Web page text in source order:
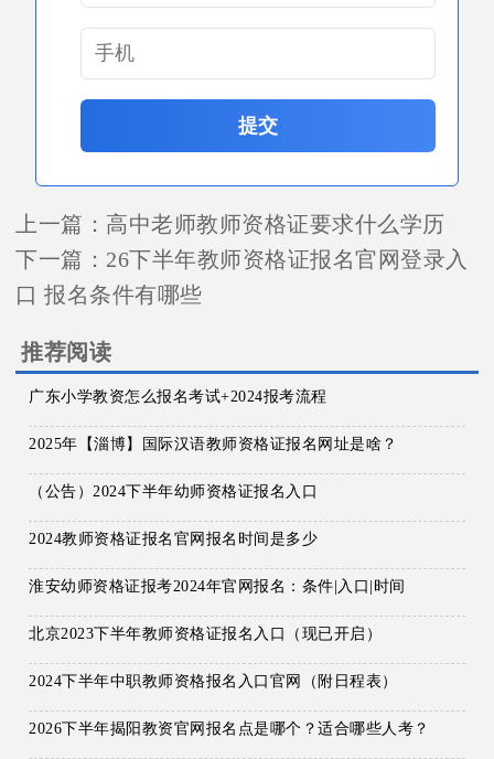
提交
上一篇： 高中老师教师资格证要求什么学历
下一篇： 26下半年教师资格证报名官网登录入
口 报名条件有哪些
推荐阅读
广东小学教资怎么报名考试+2024报考流程
2025年【淄博】国际汉语教师资格证报名网址是啥？
（公告）2024下半年幼师资格证报名入口
2024教师资格证报名官网报名时间是多少
淮安幼师资格证报考2024年官网报名：条件|入口|时间
北京2023下半年教师资格证报名入口（现已开启）
2024下半年中职教师资格报名入口官网（附日程表）
2026下半年揭阳教资官网报名点是哪个？适合哪些人考？